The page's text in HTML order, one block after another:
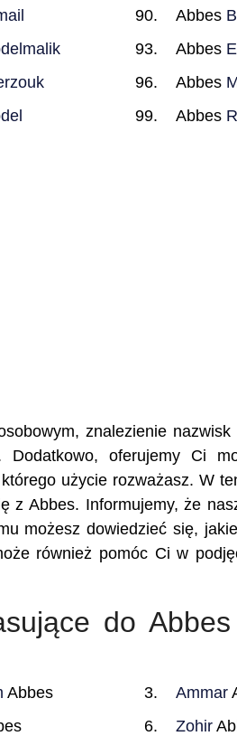
Abbes
Abbes
Abbes
Abbes
znalezienie
oferujemy Ci
użycie rozważasz. W
z Abbes. Informujemy, że
możesz dowiedzieć się,
również pomóc Ci w
do
Abbes Ammar
Zohir